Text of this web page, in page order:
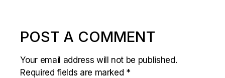
POST A COMMENT
Your email address will not be published.
Required fields are marked *